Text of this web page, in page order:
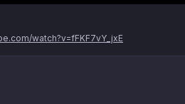
watch?v=fFKF7vY_jxE